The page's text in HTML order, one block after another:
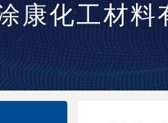
康化工材料